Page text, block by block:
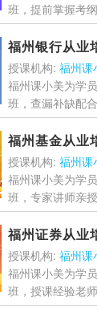
班，提前掌握考
传统授课逻辑，
考点，逐一突破
突破学习瓶颈，
福州银行从业
授课机构: 福州课
福州课小美为学
班，查漏补缺配
薄弱环节，进行
拟系统为考生提
全面，覆盖各类
福州基金从业
授课机构: 福州课
福州课小美为学
班，专家讲师亲
扣教材大纲，逐
思路，掌握做题
明确各章重点，
福州证券从业
授课机构: 福州课
福州课小美为学
班，授课经验老
教研团队，知识